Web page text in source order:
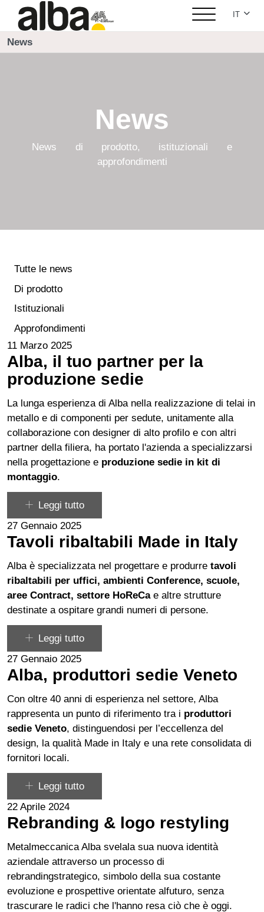
IT
News
News
News di prodotto, istituzionali e
approfondimenti
Tutte le news
Di prodotto
Istituzionali
Approfondimenti
11 Marzo 2025
Alba, il tuo partner per la
produzione sedie
La lunga esperienza di Alba nella realizzazione di telai in
metallo e di componenti per sedute, unitamente alla
collaborazione con designer di alto profilo e con altri
partner della filiera, ha portato l'azienda a specializzarsi
nella progettazione e produzione sedie in kit di
montaggio.
Leggi tutto
27 Gennaio 2025
Tavoli ribaltabili Made in Italy
Alba è specializzata nel progettare e produrre tavoli
ribaltabili per uffici, ambienti Conference, scuole,
aree Contract, settore HoReCae altre strutture
destinate a ospitare grandi numeri di persone.
Leggi tutto
27 Gennaio 2025
Alba, produttori sedie Veneto
Con oltre 40 anni di esperienza nel settore, Alba
rappresenta un punto di riferimento tra i produttori
sedie Veneto, distinguendosi per l’eccellenza del
design, la qualità Made in Italy e una rete consolidata di
fornitori locali.
Leggi tutto
22 Aprile 2024
Rebranding & logo restyling
Metalmeccanica Alba svelala sua nuova identità
aziendale attraverso un processo di
rebrandingstrategico, simbolo della sua costante
evoluzione e prospettive orientate alfuturo, senza
trascurare le radici che l'hanno resa ciò che è oggi.